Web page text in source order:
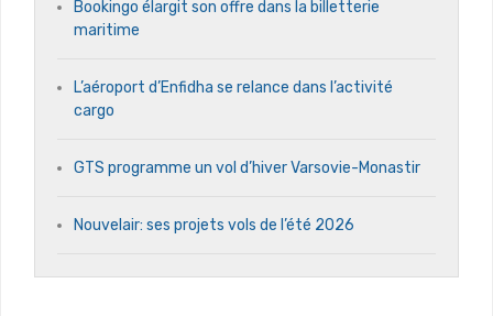
Bookingo élargit son offre dans la billetterie
maritime
L’aéroport d’Enfidha se relance dans l’activité
cargo
GTS programme un vol d’hiver Varsovie-Monastir
Nouvelair: ses projets vols de l’été 2026